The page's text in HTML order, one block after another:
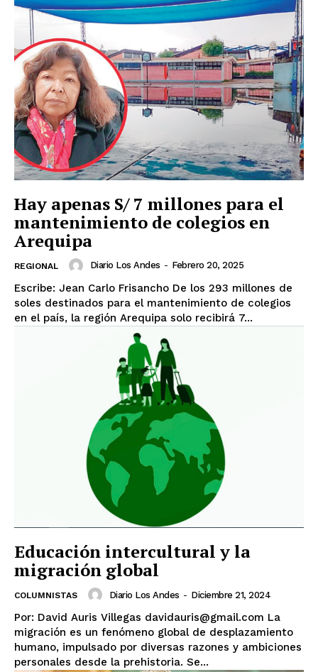
Hay apenas S/ 7 millones para el
mantenimiento de colegios en
Arequipa
REGIONAL Diario Los Andes - Febrero 20, 2025
Escribe: Jean Carlo Frisancho De los 293 millones de
soles destinados para el mantenimiento de colegios
en el país, la región Arequipa solo recibirá 7...
Educación intercultural y la
migración global
COLUMNISTAS Diario Los Andes - Diciembre 21, 2024
Por: David Auris Villegas davidauris@gmail.com La
migración es un fenómeno global de desplazamiento
humano, impulsado por diversas razones y ambiciones
personales desde la prehistoria. Se...